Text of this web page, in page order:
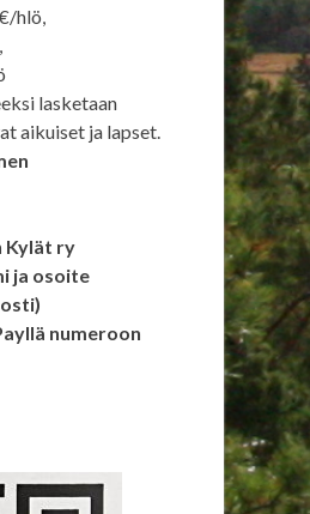
hlö,
lasketaan
aikuiset ja lapset.
Kylät ry
ja osoite
numeroon